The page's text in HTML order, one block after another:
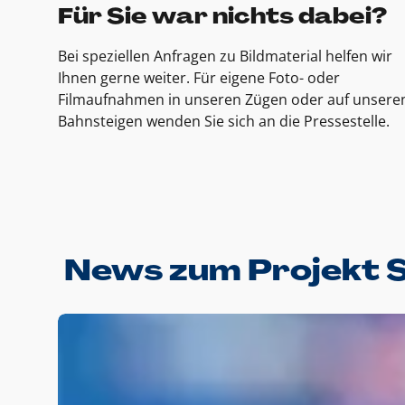
Für Sie war nichts dabei?
Bei speziellen Anfragen zu Bildmaterial helfen wir
Ihnen gerne weiter. Für eigene Foto- oder
Filmaufnahmen in unseren Zügen oder auf
Bahnsteigen wenden Sie sich an die Pressestelle.
News zum Projekt